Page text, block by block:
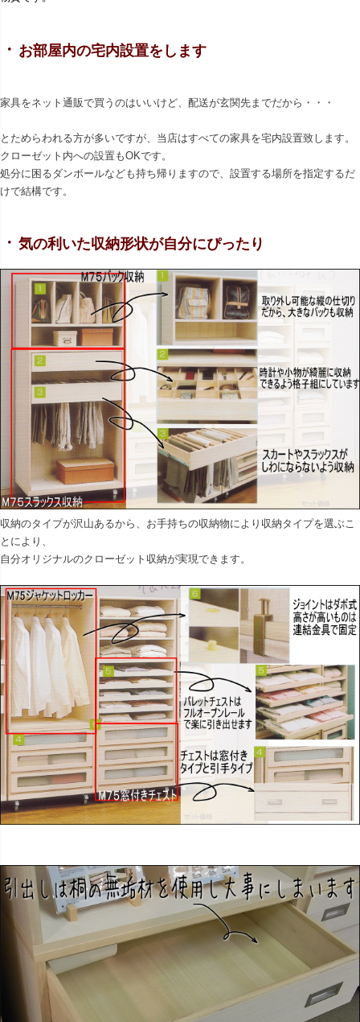
・ お部屋内の宅内設置をします
家具をネット通販で買うのはいいけど、配送が玄関先までだから・・・
とためらわれる方が多いですが、当店はすべての家具を宅内設置致します。
クローゼット内への設置もOKです。
処分に困るダンボールなども持ち帰りますので、設置する場所を指定するだ
けで結構です。
・ 気の利いた収納形状が自分にぴったり
収納のタイプが沢山あるから、お手持ちの収納物により収納タイプを選ぶこ
とにより、
自分オリジナルのクローゼット収納が実現できます。